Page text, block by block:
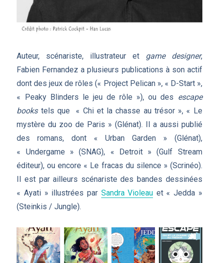
Auteur, scénariste, illustrateur et game designer,
Fabien Fernandez a plusieurs publications à son actif
dont des jeux de rôles (« Project Pelican », « D-Start »,
« Peaky Blinders le jeu de rôle »), ou des escape
bookstels que « Chi et la chasse au trésor », « Le
mystère du zoo de Paris » (Glénat). Il a aussi publié
des romans, dont « Urban Garden » (Glénat),
« Undergame » (SNAG), « Detroit » (Gulf Stream
éditeur), ou encore « Le fracas du silence » (Scrinéo).
Il est par ailleurs scénariste des bandes dessinées
« Ayati » illustrées par Sandra Violeau et « Jedda »
(Steinkis / Jungle).